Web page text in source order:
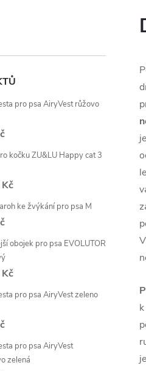
pro psa AiryVest růžovo
kočku ZU&LU Happy cat 3
ke žvýkání pro psa M
obojek pro psa EVOLUTOR
pro psa AiryVest zeleno
pro psa AiryVest
zelená